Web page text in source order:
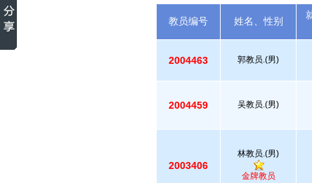
教员编号 姓名、性别
2004463 郭教员.(男)
2004459 吴教员.(男)
2003406
林教员.(男)
金牌教员